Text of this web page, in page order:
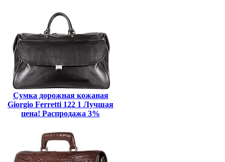
Сумка дорожная кожаная
Giorgio Ferretti 122 1 Лучшая
цена! Распродажа 3%